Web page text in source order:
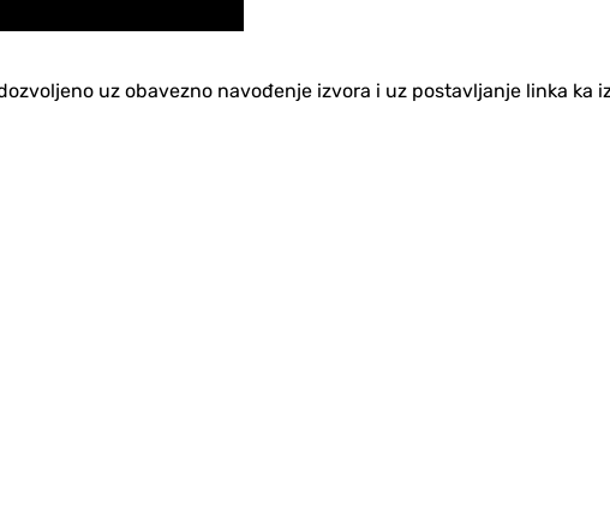
uz obavezno navođenje izvora i uz postavljanje linka ka